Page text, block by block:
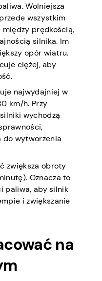
Wolniejsza
wszystkim
między prędkością,
silnika. Im
opór wiatru.
ciężej, aby
najwydajniej w
km/h. Przy
wychodzą
do wytworzenia
zwiększa obroty
Oznacza to
paliwa, aby silnik
i zwiększanie
na